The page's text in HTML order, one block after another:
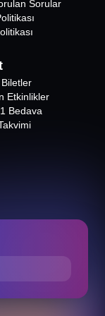
Sorular
Etkinlikler
Bedava